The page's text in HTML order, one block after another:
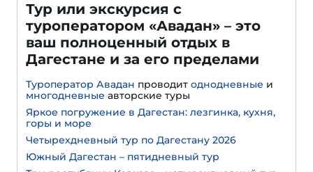
Тур или экскурсия с
туроператором «Авадан» – это
ваш полноценный отдых в
Дагестане и за его пределами
Туроператор Авадан проводит однодневные и
многодневные авторские туры
Яркое погружение в Дагестан: лезгинка, кухня,
горы и море
Четырехдневный тур по Дагестану 2026
Южный Дагестан – пятидневный тур